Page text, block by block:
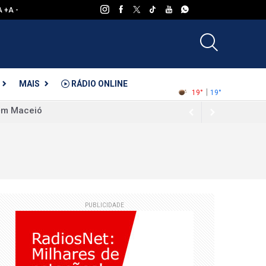
+A -
MAIS RÁDIO ONLINE
19° 19°
PUBLICIDADE